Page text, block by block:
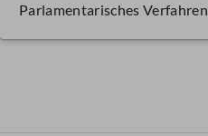
Parlamentarisches Verfahren